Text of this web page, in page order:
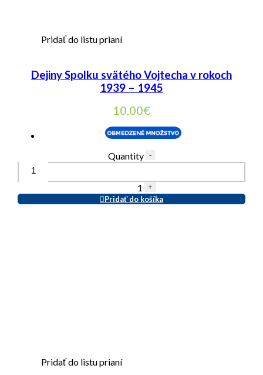
Pridať do listu prianí
Dejiny Spolku svätého Vojtecha v rokoch
1939 – 1945
10,00€
Quantity -
1 +
Pridať do košíka
Pridať do listu prianí